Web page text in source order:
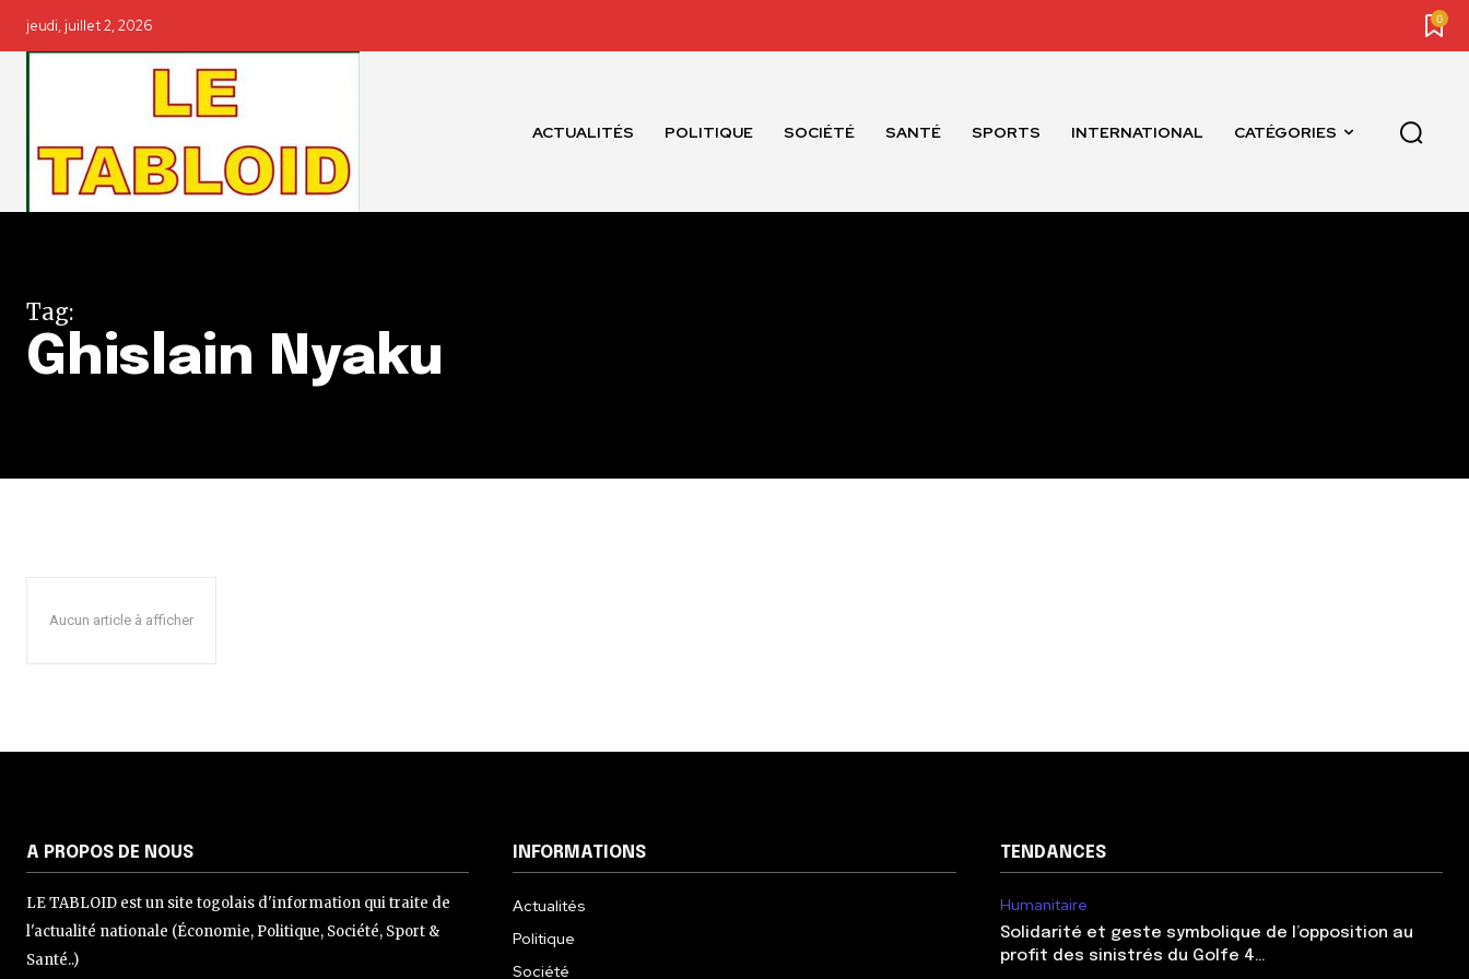
jeudi, juillet 2, 2026 0
ACTUALITÉS POLITIQUE SOCIÉTÉ SANTÉ SPORTS INTERNATIONAL CATÉGORIES
Tag:
Ghislain Nyaku
Aucun article à afficher
A PROPOS DE NOUS
LE TABLOID est un site togolais d'information qui traite de
l'actualité nationale (Économie, Politique, Société, Sport &
Santé..)
INFORMATIONS
Actualités
Politique
Société
TENDANCES
Humanitaire
Solidarité et geste symbolique de l’opposition au
profit des sinistrés du Golfe 4…